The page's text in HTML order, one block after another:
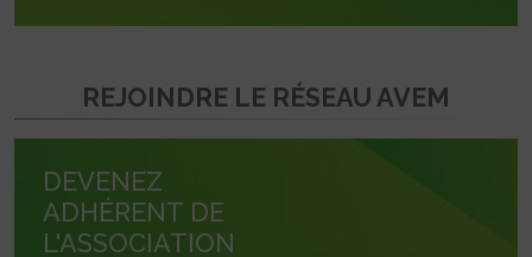
REJOINDRE LE RÉSEAU AVEM
DEVENEZ
ADHÉRENT DE
L'ASSOCIATION